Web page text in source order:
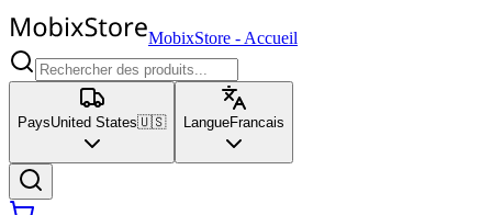
MobixStore - Accueil
PaysUnited States🇺🇸 LangueFrancais